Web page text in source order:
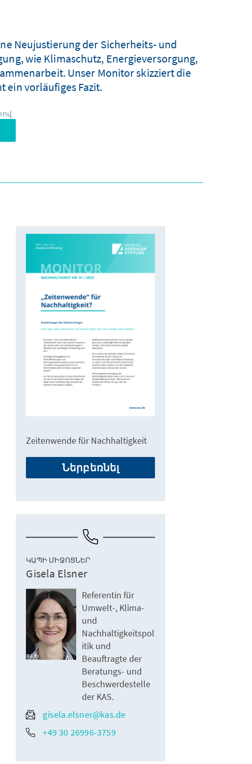
Neujustierung der Sicherheits- und
wie Klimaschutz, Energieversorgung,
Unser Monitor skizziert die
ein vorläufiges Fazit.
Zeitenwende für Nachhaltigkeit
Ներբեռնել
ԿԱՊԻ ՄԻՋՈՑՆԵՐ
Gisela Elsner
kas
Referentin für
Umwelt-, Klima-
und
Nachhaltigkeitspol
itik und
Beauftragte der
Beratungs- und
Beschwerdestelle
der KAS.
gisela.elsner@kas.de
+49 30 26996-3759